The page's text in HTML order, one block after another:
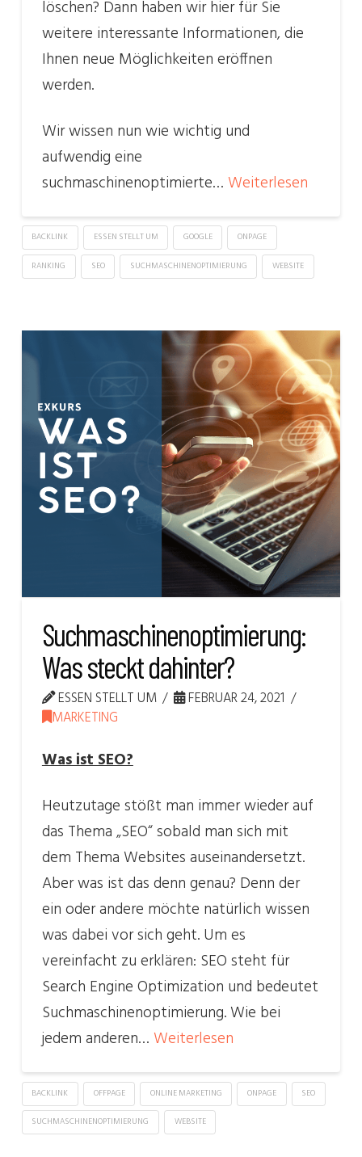
löschen? Dann haben wir hier für Sie
weitere interessante Informationen, die
Ihnen neue Möglichkeiten eröffnen
werden.
Wir wissen nun wie wichtig und
aufwendig eine
suchmaschinenoptimierte… Weiterlesen
BACKLINK ESSEN STELLT UM GOOGLE ONPAGE
RANKING SEO SUCHMASCHINENOPTIMIERUNG WEBSITE
Suchmaschinenoptimierung:
Was steckt dahinter?
ESSEN STELLT UM
FEBRUAR 24, 2021
MARKETING
Was ist SEO?
Heutzutage stößt man immer wieder auf
das Thema „SEO“ sobald man sich mit
dem Thema Websites auseinandersetzt.
Aber was ist das denn genau? Denn der
ein oder andere möchte natürlich wissen
was dabei vor sich geht. Um es
vereinfacht zu erklären: SEO steht für
Search Engine Optimization und bedeutet
Suchmaschinenoptimierung. Wie bei
jedem anderen… Weiterlesen
BACKLINK OFFPAGE ONLINE MARKETING ONPAGE SEO
SUCHMASCHINENOPTIMIERUNG WEBSITE